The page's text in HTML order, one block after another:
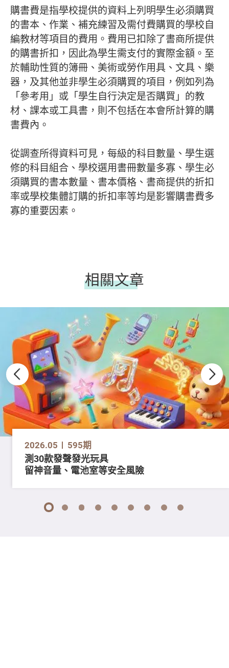
購書費是指學校提供的資料上列明學生必須購買
的書本、作業、補充練習及需付費購買的學校自
編教材等項目的費用。費用已扣除了書商所提供
的購書折扣，因此為學生需支付的實際金額。至
於輔助性質的簿冊、美術或勞作用具、文具、樂
器，及其他並非學生必須購買的項目，例如列為
「參考用」或「學生自行決定是否購買」的教
材、課本或工具書，則不包括在本會所計算的購
書費內。
從調查所得資料可見，每級的科目數量、學生選
修的科目組合、學校選用書冊數量多寡、學生必
須購買的書本數量、書本價格、書商提供的折扣
率或學校集體訂購的折扣率等均是影響購書費多
寡的重要因素。
相關文章
2026.05 595期
測30款發聲發光玩具
留神音量、電池室等安全風險
1 2 3 4 5 6 7 8 9